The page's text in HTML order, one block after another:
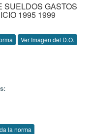
SUELDOS GASTOS
1995 1999
Ver Imagen del D.O.
la norma